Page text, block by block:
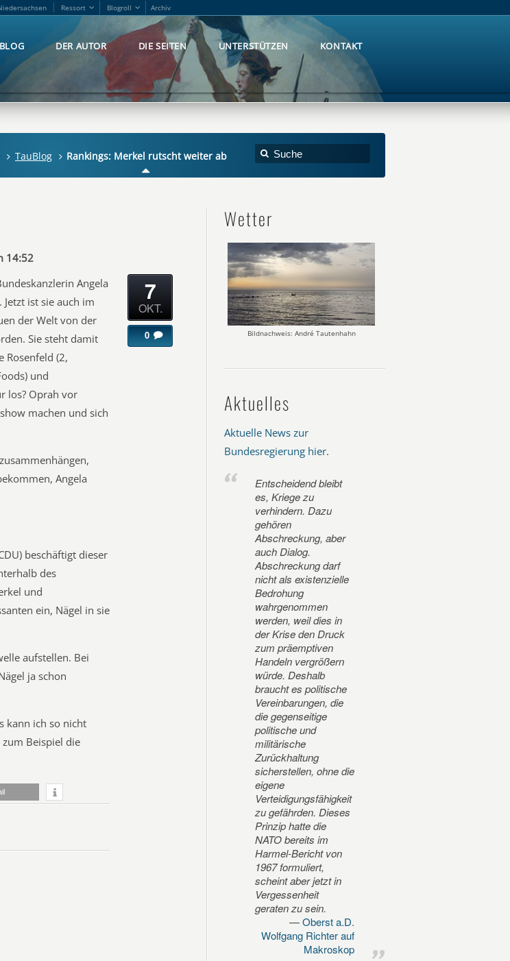
Ressort Blogroll Archiv
DER AUTOR DIE SEITEN UNTERSTÜTZEN KONTAKT
TauBlog Rankings: Merkel rutscht weiter ab
14:52
Angela
ist sie auch im
der Welt von der
Sie steht damit
Rosenfeld (2,
und
los? Oprah vor
machen und sich
Angela
beschäftigt dieser
des
und
ein, Nägel in sie
aufstellen. Bei
ja schon
kann ich so nicht
Beispiel die
7
OKT.
0
Wetter
Bildnachweis: André Tautenhahn
Aktuelles
Aktuelle News zur
Bundesregierung hier.
Entscheidend bleibt
es, Kriege zu
verhindern. Dazu
gehören
Abschreckung, aber
auch Dialog.
Abschreckung darf
nicht als existenzielle
Bedrohung
wahrgenommen
werden, weil dies in
der Krise den Druck
zum präemptiven
Handeln vergrößern
würde. Deshalb
braucht es politische
Vereinbarungen, die
die gegenseitige
politische und
militärische
Zurückhaltung
sicherstellen, ohne die
eigene
Verteidigungsfähigkeit
zu gefährden. Dieses
Prinzip hatte die
NATO bereits im
Harmel-Bericht von
1967 formuliert,
scheint aber jetzt in
Vergessenheit
geraten zu sein.
Oberst a.D.
Wolfgang Richter auf
Makroskop
Ressort Blogroll Archiv
DER AUTOR DIE SEITEN UNTERSTÜTZEN KONTAKT